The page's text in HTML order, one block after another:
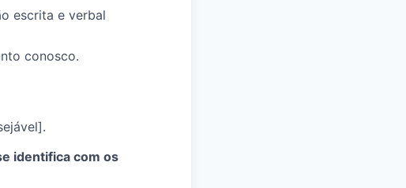
escrita e verbal
conosco.
identifica com os